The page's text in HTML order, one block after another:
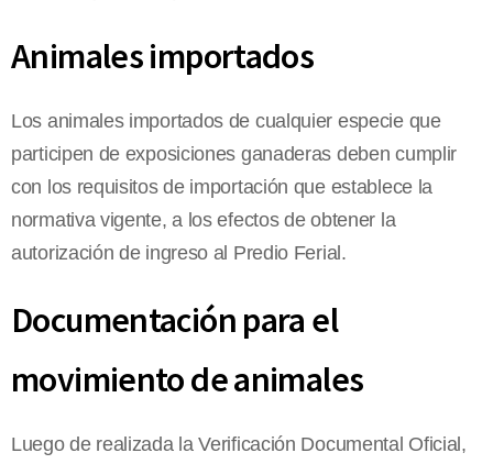
Animales importados
Los animales importados de cualquier especie que
participen de exposiciones ganaderas deben cumplir
con los requisitos de importación que establece la
normativa vigente, a los efectos de obtener la
autorización de ingreso al Predio Ferial.
Documentación para el
movimiento de animales
Luego de realizada la Verificación Documental Oficial,